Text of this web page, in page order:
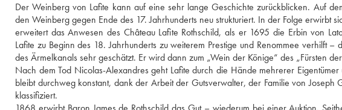
Der Weinberg von Lafite kann auf eine sehr lange Geschichte zurückblicken. Auf
den Weinberg gegen Ende des 17. Jahrhunderts neu strukturiert. In der Folge erwirbt
erweitert das Anwesen des Château Lafite Rothschild, als er 1695 die Erbin von
Lafite zu Beginn des 18. Jahrhunderts zu weiterem Prestige und Renommee verhilft
des Ärmelkanals sehr geschätzt. Er wird dann zum „Wein der Könige“ des „Fürsten
Nach dem Tod Nicolas-Alexandres geht Lafite durch die Hände mehrerer
bleibt durchweg konstant, dank der Arbeit der Gutsverwalter, der Familie von Joseph
klassifiziert.